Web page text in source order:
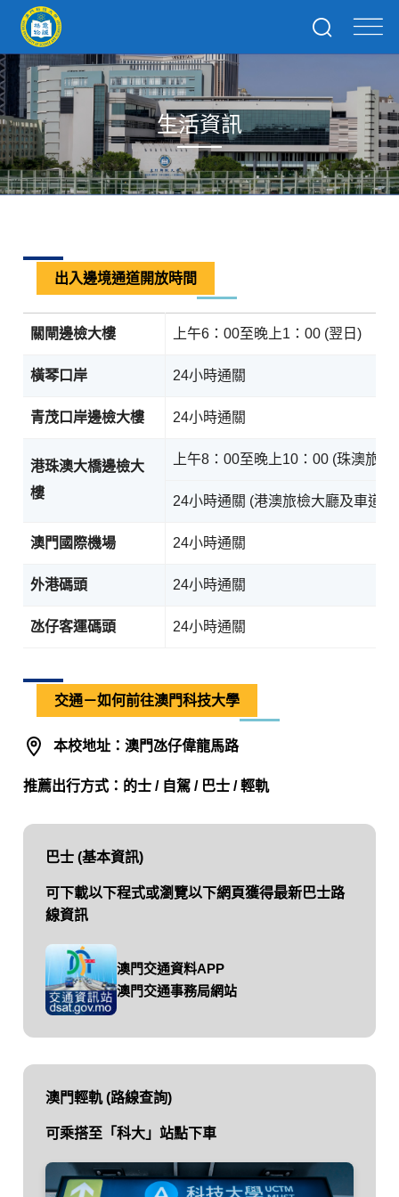
生活資訊
出入邊境通道開放時間
關閘邊檢大樓 上午6：00至晚上1：00 (翌日)
橫琴口岸 24小時通關
青茂口岸邊檢大樓 24小時通關
港珠澳大橋邊檢大
樓
上午8：00至晚上10：00 (珠澳旅檢
24小時通關 (港澳旅檢大廳及車道)
澳門國際機場 24小時通關
外港碼頭 24小時通關
氹仔客運碼頭 24小時通關
交通－如何前往澳門科技大學
本校地址：澳門氹仔偉龍馬路
推薦出行方式：的士 / 自駕 / 巴士 / 輕軌
巴士 (基本資訊)
可下載以下程式或瀏覽以下網頁獲得最新巴士路
線資訊
澳門交通資料APP
澳門交通事務局網站
澳門輕軌 (路線查詢)
可乘搭至「科大」站點下車